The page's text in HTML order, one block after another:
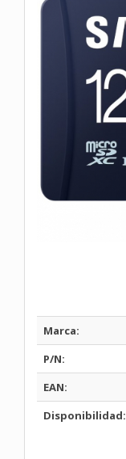
Marca:
P/N:
EAN:
Disponibilidad: